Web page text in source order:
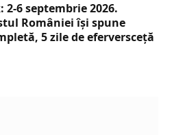
2-6 septembrie 2026.
României își spune
5 zile de eferversceță